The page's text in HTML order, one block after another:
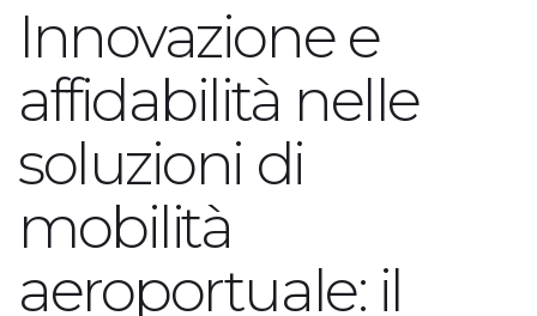
Innovazione e
affidabilità nelle
soluzioni di
mobilità
aeroportuale: il